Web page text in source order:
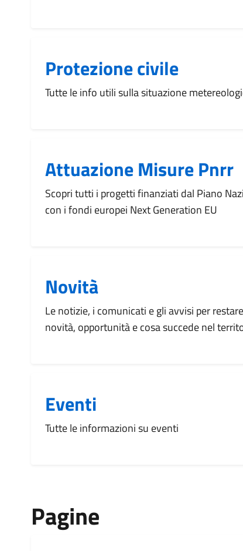
Protezione civile
Tutte le info utili sulla situazione
Attuazione Misure Pnrr
Scopri tutti i progetti finanziati dal Piano
con i fondi europei Next Generation EU
Novità
Le notizie, i comunicati e gli avvisi per
novità, opportunità e cosa succede nel
Eventi
Tutte le informazioni su eventi
Pagine